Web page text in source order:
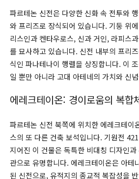
파르테논 신전은 다양한 신화 속 전투와
와 프리즈로 장식되어 있습니다. 기둥 위
리스인과 켄타우로스, 신과 거인, 라피스
를 묘사하고 있습니다. 신전 내부의 프리
식인 파나테나이 행렬을 상징합니다. 이
일 뿐만 아니라 고대 아테네의 가치와 신
에레크테이온: 경이로움의 복합
파르테논 신전 북쪽에 위치한 에레크테이
스의 또 다른 건축 보석입니다. 기원전
지어진 이 건물은 독특한 비대칭 디자인
관으로 유명합니다. 에레크테이온은 아테
된 신전으로, 유적지의 종교적 복잡성을